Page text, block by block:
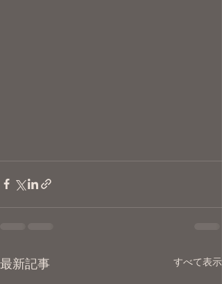
最新記事 すべて表示